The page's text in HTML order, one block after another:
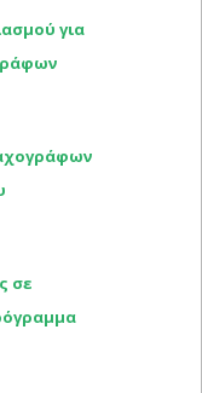
για
σε